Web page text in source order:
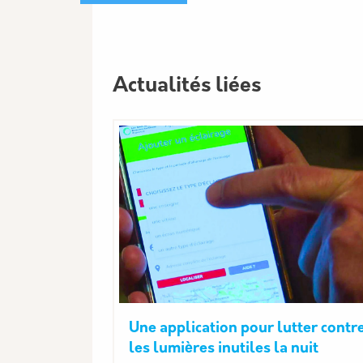
Actualités liées
Une application pour lutter
les lumières inutiles la nuit